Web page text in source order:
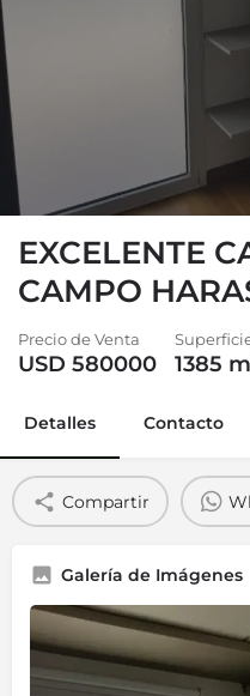
EXCELENTE
CAMPO
Precio de Venta
USD 580000 1385
Detalles Contacto
Compartir
Galería de Imágenes